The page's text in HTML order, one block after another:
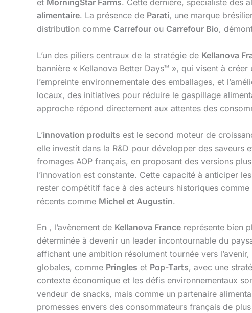
et MorningStar Farms. Cette dernière, spécialiste des
alimentaire. La présence de Parati, une marque
distribution comme Carrefour ou Carrefour Bio,
L’un des piliers centraux de la stratégie de Kellanova
bannière « Kellanova Better Days™ », qui visent à
l’empreinte environnementale des emballages, et
locaux, des initiatives pour réduire le gaspillage
approche répond directement aux attentes des
L’innovation produits est le second moteur de
elle investit dans la R&D pour développer des saveurs
fromages AOP français, en proposant des versions
l’innovation est constante. Cette capacité à anticiper
rester compétitif face à des acteurs historiques comme
récents comme Michel et Augustin.
En , l’avènement de Kellanova France représente bien
déterminée à devenir un leader incontournable du
affichant une ambition résolument tournée vers l’avenir,
globales, comme Pringles et Pop-Tarts, avec une
contexte économique et les défis environnementaux
vendeur de snacks, mais comme un partenaire
promesses envers des consommateurs français de